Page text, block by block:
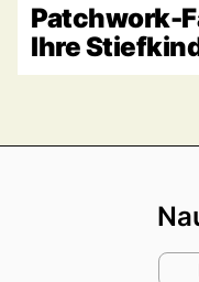
Patchwork-
Ihre